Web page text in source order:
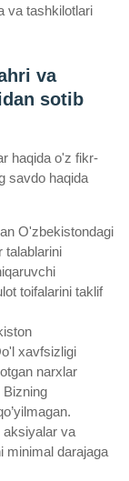
va tashkilotlari
va
sotib
haqida o'z fikr-
savdo haqida
O'zbekistondagi
talablarini
toifalarini taklif
xavfsizligi
narxlar
Bizning
aksiyalar va
minimal darajaga